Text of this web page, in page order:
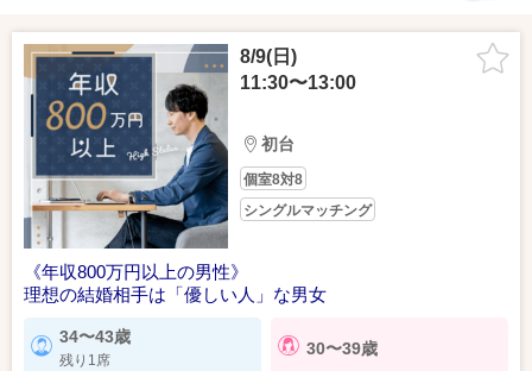
8/9(日)
11:30〜13:00
初台
個室8対8
シングルマッチング
《年収800万円以上の男性》
理想の結婚相手は「優しい人」な男女
34〜43歳
残り1席
30〜39歳